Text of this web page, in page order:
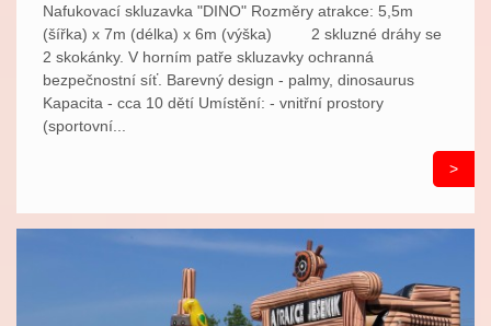
Nafukovací skluzavka "DINO" Rozměry atrakce: 5,5m
(šířka) x 7m (délka) x 6m (výška) 2 skluzné dráhy se
2 skokánky. V horním patře skluzavky ochranná
bezpečnostní síť. Barevný design - palmy, dinosaurus
Kapacita - cca 10 dětí Umístění: - vnitřní prostory
(sportovní...
>